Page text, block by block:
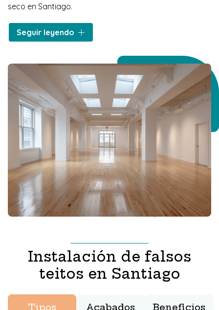
seco en Santiago.
Este material permítenos
calquera proxecto. Grazas á súa fácil montaxe, o seu
conseguimos superficies totalmente planas e lisas que
serven como soporte ideal para calquera decoración.
Seguir leyendo
Instalación de falsos
teitos en Santiago
Tipos Acabados Beneficios